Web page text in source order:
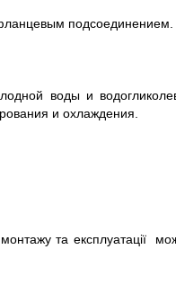
подсоединением.
воды и
и охлаждения.
та експлуатації